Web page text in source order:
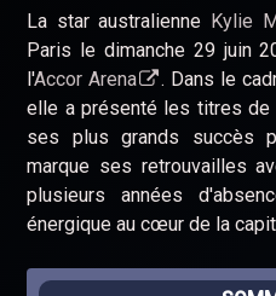
La star australienne Kylie
Paris le dimanche 29 juin
l'Accor Arena . Dans le
elle a présenté les titres de
ses plus grands succès
marque ses retrouvailles
plusieurs années
énergique au cœur de la